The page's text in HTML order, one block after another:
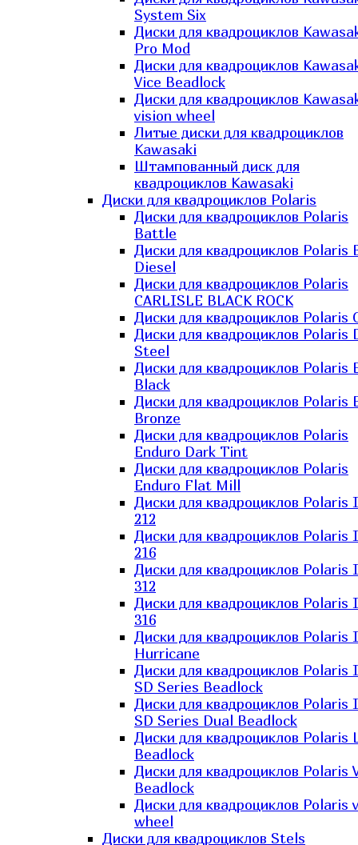
System Six
Диски для квадроциклов
Pro Mod
Диски для квадроциклов
Vice Beadlock
Диски для квадроциклов
vision wheel
Литые диски для квадроциклов
Kawasaki​
Штампованный диск для
квадроциклов Kawasaki​
Диски для квадроциклов Polaris
Диски для квадроциклов Polaris
Battle
Диски для квадроциклов Polaris
Diesel
Диски для квадроциклов Polaris
CARLISLE BLACK ROCK
Диски для квадроциклов Polaris
Диски для квадроциклов Polaris
Steel
Диски для квадроциклов Polaris
Black
Диски для квадроциклов Polaris
Bronze
Диски для квадроциклов Polaris
Enduro Dark Tint
Диски для квадроциклов Polaris
Enduro Flat Mill
Диски для квадроциклов Polaris
212
Диски для квадроциклов Polaris
216
Диски для квадроциклов Polaris
312
Диски для квадроциклов Polaris
316
Диски для квадроциклов Polaris
Hurricane
Диски для квадроциклов Polaris
SD Series Beadlock
Диски для квадроциклов Polaris
SD Series Dual Beadlock
Диски для квадроциклов Polaris
Beadlock
Диски для квадроциклов Polaris
Beadlock
Диски для квадроциклов Polaris
wheel
Диски для квадроциклов Stels